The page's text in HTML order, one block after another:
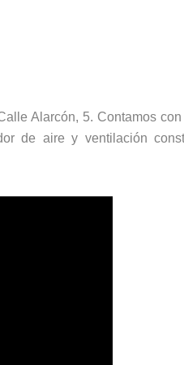
Alarcón, 5. Contamos
de aire y ventilación